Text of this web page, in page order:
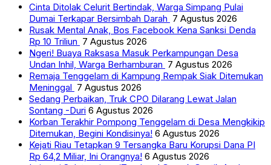
Cinta Ditolak Celurit Bertindak, Warga Simpang Pulai
Dumai Terkapar Bersimbah Darah 7 Agustus 2026
Rusak Mental Anak, Bos Facebook Kena Sanksi Denda
Rp 10 Triliun 7 Agustus 2026
Ngeri! Buaya Raksasa Masuk Perkampungan Desa
Undan Inhil, Warga Berhamburan 7 Agustus 2026
Remaja Tenggelam di Kampung Rempak Siak Ditemukan
Meninggal 7 Agustus 2026
Sedang Perbaikan, Truk CPO Dilarang Lewat Jalan
Sontang -Duri 6 Agustus 2026
Korban Terakhir Pompong Tenggelam di Desa Mengkikip
Ditemukan, Begini Kondisinya! 6 Agustus 2026
Kejati Riau Tetapkan 9 Tersangka Baru Korupsi Dana PI
Rp 64,2 Miliar, Ini Orangnya! 6 Agustus 2026